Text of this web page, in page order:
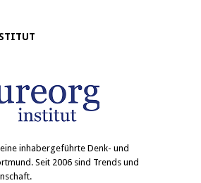
inhabergeführte Denk- und
Seit 2006 sind Trends und